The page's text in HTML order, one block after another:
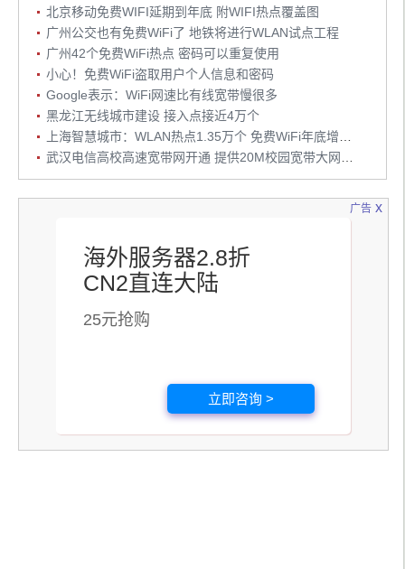
北京移动免费WIFI延期到年底 附WIFI热点覆盖图
广州公交也有免费WiFi了 地铁将进行WLAN试点工程
广州42个免费WiFi热点 密码可以重复使用
小心！免费WiFi盗取用户个人信息和密码
Google表示：WiFi网速比有线宽带慢很多
黑龙江无线城市建设 接入点接近4万个
广告
海外服务器2.8折
CN2直连大陆
25元抢购
立即咨询 >
x